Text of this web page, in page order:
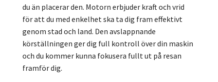
du än placerar den. Motorn erbjuder kraft och vrid
för att du med enkelhet ska ta dig fram effektivt
genom stad och land. Den avslappnande
körställningen ger dig full kontroll över din maskin
och du kommer kunna fokusera fullt ut på resan
framför dig.